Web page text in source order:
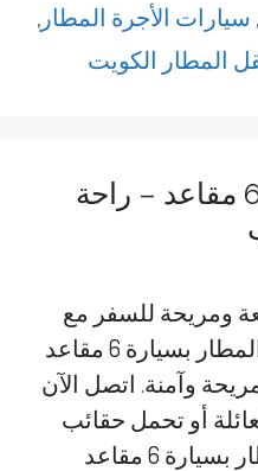
, سيارات الأجرة المطار ,
المطار الكويت
نقل المطار بسيارة 6 مقاعد – راحة
ومريحة للسفر مع
العائلة أو الأصدقاء؟ نقل المطار بسيارة 6 مقاعد
وآمنة. اتصل الآن
العائلة أو تحمل حقائب
كثيرة؟ ✈️ خدمة نقل المطار بسيارة 6 مقاعد